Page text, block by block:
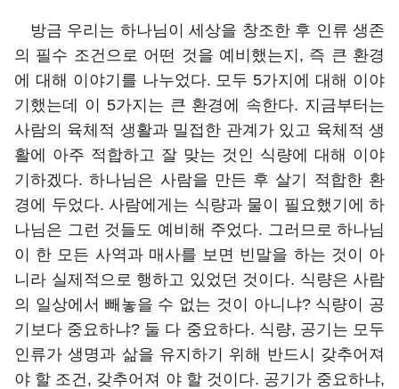
방금 우리는 하나님이 세상을 창조한 후 인류 생존
의 필수 조건으로 어떤 것을 예비했는지, 즉 큰 환경
에 대해 이야기를 나누었다. 모두 5가지에 대해 이야
기했는데 이 5가지는 큰 환경에 속한다. 지금부터는
사람의 육체적 생활과 밀접한 관계가 있고 육체적 생
활에 아주 적합하고 잘 맞는 것인 식량에 대해 이야
기하겠다. 하나님은 사람을 만든 후 살기 적합한 환
경에 두었다. 사람에게는 식량과 물이 필요했기에 하
나님은 그런 것들도 예비해 주었다. 그러므로 하나님
이 한 모든 사역과 매사를 보면 빈말을 하는 것이 아
니라 실제적으로 행하고 있었던 것이다. 식량은 사람
의 일상에서 빼놓을 수 없는 것이 아니냐? 식량이 공
기보다 중요하냐? 둘 다 중요하다. 식량, 공기는 모두
인류가 생명과 삶을 유지하기 위해 반드시 갖추어져
야 할 조건, 갖추어져 야 할 것이다. 공기가 중요하냐,